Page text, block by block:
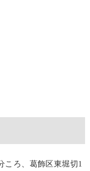
ころ、葛飾区東堀切1